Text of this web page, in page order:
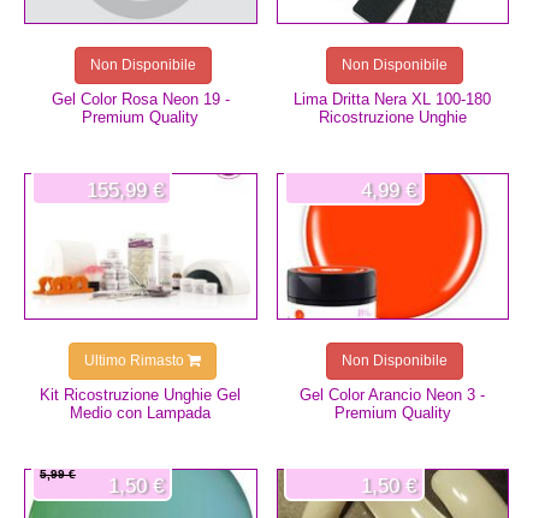
Gel Color Rosa Neon 19 -
Premium Quality
Non Disponibile
Lima Dritta Nera XL 100-180
Ricostruzione Unghie
Non Disponibile
Kit Ricostruzione Unghie Gel
Medio con Lampada
155,99 €
Ultimo Rimasto
Gel Color Arancio Neon 3 -
Premium Quality
4,99 €
Non Disponibile
5,99 € 1,50 € 1,50 €